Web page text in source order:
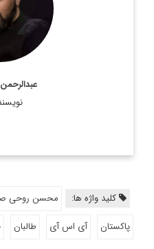
کلید واژه ها: محسن روحی
پاکستان
آی اس آی طالبان